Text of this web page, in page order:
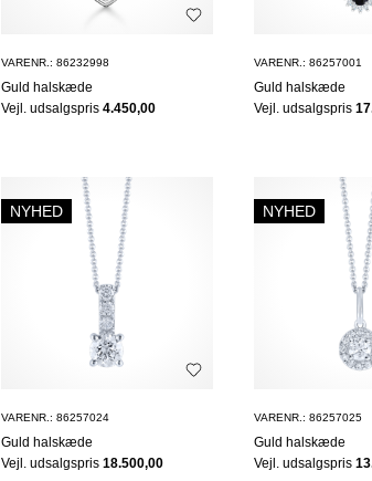
VARENR.: 86232998
Guld halskæde
Vejl. udsalgspris 4.450,00
VARENR.: 86257001
Guld halskæde
Vejl. udsalgspris
NYHED
VARENR.: 86257024
Guld halskæde
Vejl. udsalgspris 18.500,00
NYHED
VARENR.: 86257025
Guld halskæde
Vejl. udsalgspris